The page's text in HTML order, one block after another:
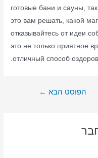
готовые бани и сауны,
это вам решать, какой
отказывайтесь от идеи
это не только приятное
отличный способ
הפוסט הבא ←